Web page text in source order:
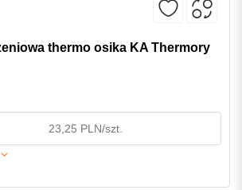
thermo osika KA Thermory
23,25 PLN/szt.